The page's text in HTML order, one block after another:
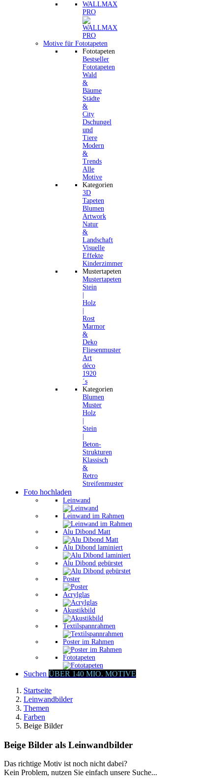
WALLMAX
PRO
Motive für Fototapeten
Fototapeten
Bestseller
Fototapeten
Wald
&
Bäume
Städte
&
City
Dschungel
und
Tiere
Modern
&
Trends
Alle
Motive
Kategorien
3D
Tapeten
Blumen
Artwork
Natur
&
Landschaft
Visuelle
Effekte
Kinderzimmer
Mustertapeten
Mustertapeten
Stein
Holz
Rost
Marmor
&
Deko
Fliesenmuster
Art
déco
1920
´s
Kategorien
Blumen
Muster
Holz
Stein
Beton-
Strukturen
Klassisch
&
Retro
Streifenmuster
Foto hochladen
Leinwand
Leinwand im Rahmen
Alu Dibond Matt
Alu Dibond laminiert
Alu Dibond gebürstet
Poster
Acrylglas
Akustikbild
Textilspannrahmen
Poster im Rahmen
Fototapeten
Suchen ÜBER 140 MIO. MOTIVE
Startseite
Leinwandbilder
Themen
Farben
Beige Bilder
Beige Bilder als Leinwandbilder
Das richtige Motiv ist noch nicht dabei?
Kein Problem, nutzen Sie einfach unsere Suche...